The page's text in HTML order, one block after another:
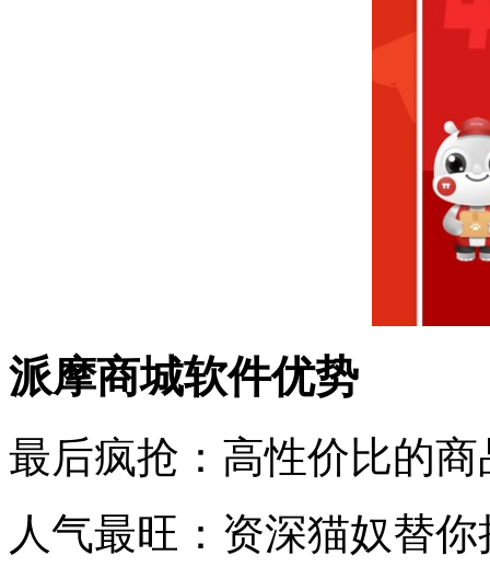
派摩商城软件优势
最后疯抢：高性价比的
人气最旺：资深猫奴替